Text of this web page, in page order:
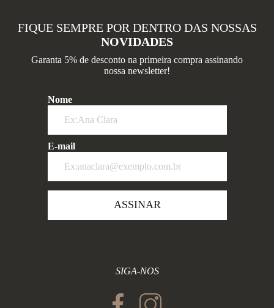
FIQUE SEMPRE POR DENTRO DAS NOSSAS
NOVIDADES
Garanta 5% de desconto na primeira compra assinando
nossa newsletter!
Nome
E-mail
ASSINAR
SIGA-NOS